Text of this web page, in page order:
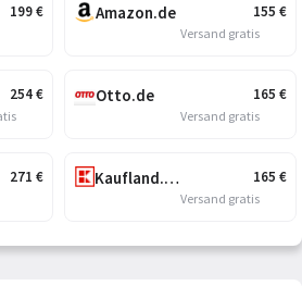
199€
254€
271 €
155 €
Amazon.de
Versand gratis
165 €
Otto.de
Versand gratis
165 €
Kaufland.de
Versand gratis